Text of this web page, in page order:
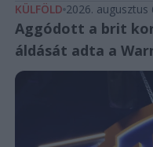
KÜLFÖLD 2026. augusztus
Aggódott a brit
áldását adta a